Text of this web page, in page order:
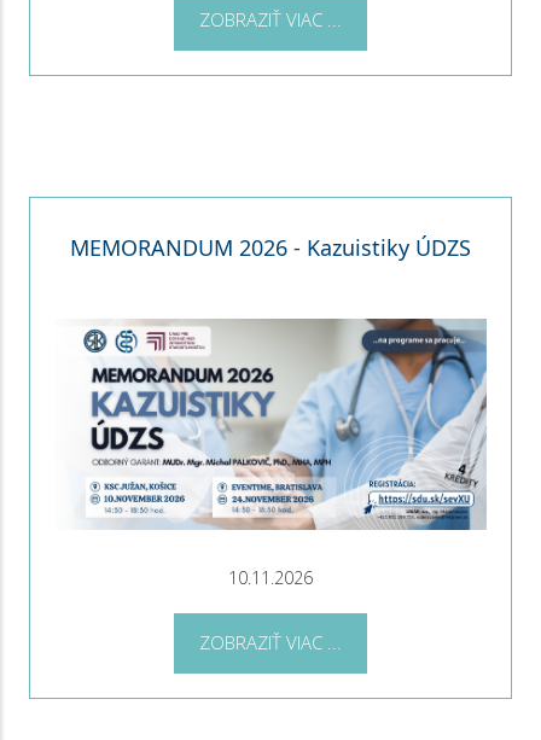
ZOBRAZIŤ VIAC ...
MEMORANDUM 2026 - Kazuistiky ÚDZS
10.11.2026
ZOBRAZIŤ VIAC ...